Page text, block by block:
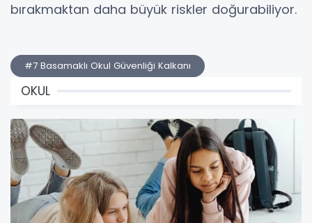
bırakmaktan daha büyük riskler doğurabiliyor.
#7 Basamaklı Okul Güvenliği Kalkanı
OKUL